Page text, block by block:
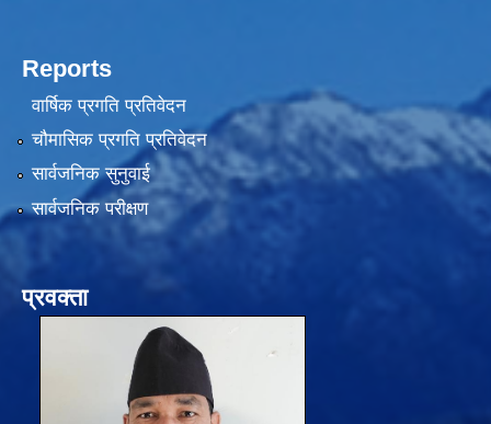
Reports
वार्षिक प्रगति प्रतिवेदन
चौमासिक प्रगति प्रतिवेदन
सार्वजनिक सुनुवाई
सार्वजनिक परीक्षण
प्रवक्ता